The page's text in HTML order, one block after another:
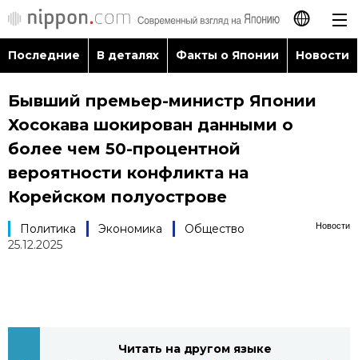
日本語
English
Последние
В деталях
Факты о Японии
Последние В деталях Факты о Японии Новости
Бывший премьер-министр Японии
Хосокава шокирован данными о
более чем 50-процентной
вероятности конфликта на
Корейском полуострове
Новости
Политика Экономика
Общество
25.12.2025
Читать на другом языке